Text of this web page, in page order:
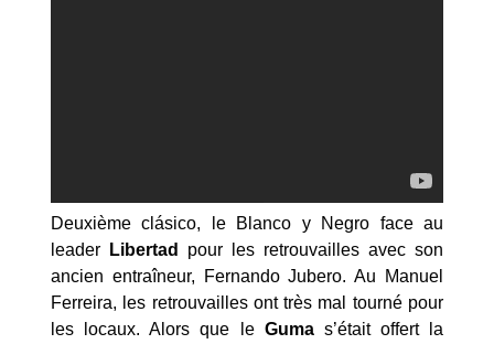
Deuxième clásico, le Blanco y Negro face au
leader
Libertad
pour les retrouvailles avec son
ancien entraîneur, Fernando Jubero. Au Manuel
Ferreira, les retrouvailles ont très mal tourné pour
les locaux. Alors que le Gumas’était offert la